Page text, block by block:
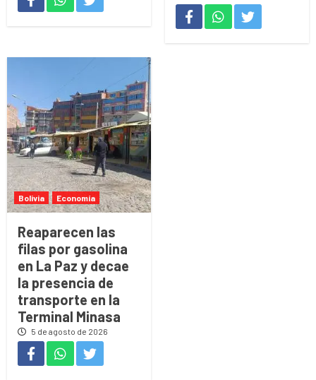
Bolivia Economía
Reaparecen las
filas por gasolina
en La Paz y decae
la presencia de
transporte en la
Terminal Minasa
5 de agosto de 2026